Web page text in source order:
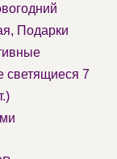
Подарки
светящиеся 7